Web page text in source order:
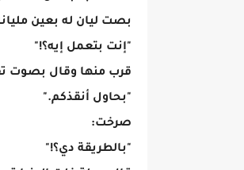
بصت ليان له بعين
"إنت بتعمل إيه؟!"
قرب منها وقال بصوت
"بحاول أنقذكم."
صرخت:
"بالطريقة دي؟!"